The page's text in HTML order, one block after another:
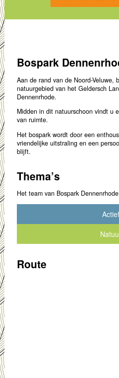
Bospark
Aan de rand van de Noord-Veluwe,
natuurgebied van het Geldersch
Dennenrhode.
Midden in dit natuurschoon vindt u
van ruimte.
Het bospark wordt door een
vriendelijke uitstraling en een
blijft.
Thema’s
Het team van Bospark
Actief
Route